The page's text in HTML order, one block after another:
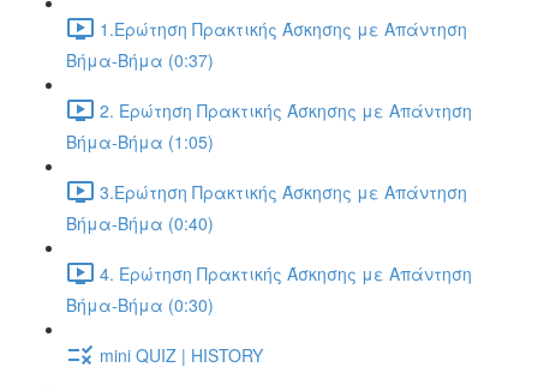
1.Ερώτηση Πρακτικής Άσκησης με Απάντηση
Βήμα-Βήμα (0:37)
2. Ερώτηση Πρακτικής Άσκησης με Απάντηση
Βήμα-Βήμα (1:05)
3.Ερώτηση Πρακτικής Άσκησης με Απάντηση
Βήμα-Βήμα (0:40)
4. Ερώτηση Πρακτικής Άσκησης με Απάντηση
Βήμα-Βήμα (0:30)
mini QUIZ | HISTORY